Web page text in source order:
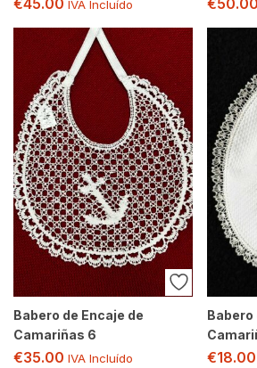
IVA Incluído
Babero de Encaje de
Camariñas 6
€35.00 IVA Incluído
Babero
€18.00